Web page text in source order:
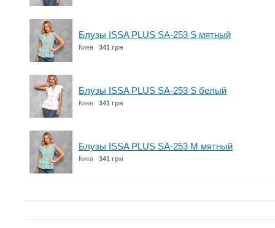
Блузы ISSA PLUS SA-253 S мятный
Киев 341 грн
Блузы ISSA PLUS SA-253 S белый
Киев 341 грн
Блузы ISSA PLUS SA-253 M мятный
Киев 341 грн